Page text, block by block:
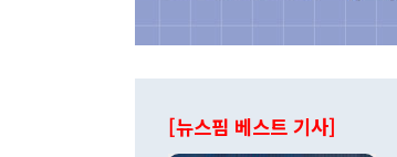
[뉴스핌 베스트 기사]